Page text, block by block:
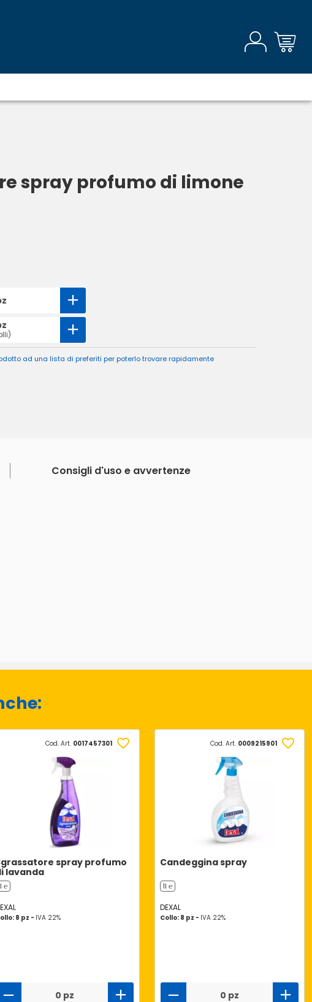
spray profumo di limone
ad una lista di preferiti per poterlo trovare rapidamente
Consigli d'uso e avvertenze
Cod. Art. 0017457301
spray profumo
lavanda
℮
8 pz - IVA 22%
0 pz
Cod. Art. 0009215901
Candeggina spray
1l ℮
DEXAL
Collo: 8 pz - IVA 22%
0 pz